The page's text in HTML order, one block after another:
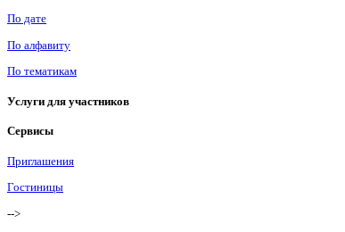
По дате
По алфавиту
По тематикам
Услуги для участников
Сервисы
Приглашения
Гостиницы
-->